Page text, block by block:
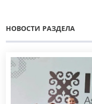
НОВОСТИ РАЗДЕЛА